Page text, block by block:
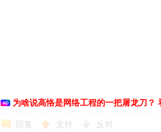
为啥说高恪是网络工程的一把屠龙刀？
回复 支持 反对